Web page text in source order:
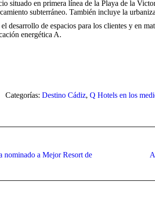
situado en primera línea de la Playa de la
subterráneo. También incluye la
de espacios para los clientes y en
energética A.
Categorías: Destino Cádiz, Q Hotels en los
nominado a Mejor Resort de